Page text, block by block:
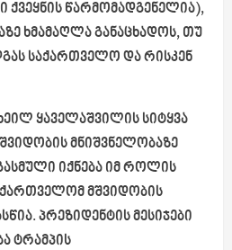
ქვეყნის წარმომადგენელია),
ხმამაღლა განაცხადოს, თუ
საქართველო და რისკენ
ყაველაშვილის სიტყვა
მნიშვნელობაზე
იქნება იმ როლის
მშვიდობის
პრეზიდენტის მესიჯები
ტრამპის